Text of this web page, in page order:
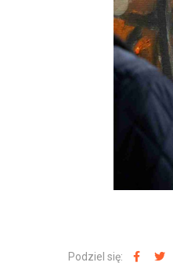
Podziel się: